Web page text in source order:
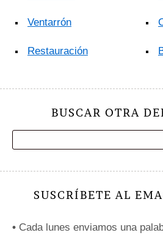
Ventarrón
Restauración
BUSCAR OTRA
SUSCRÍBETE AL
• Cada lunes enviamos una